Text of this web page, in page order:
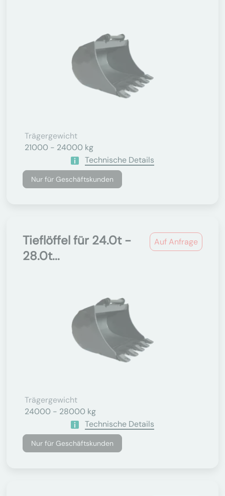
Trägergewicht
21000 - 24000 kg
Technische Details
Nur für Geschäftskunden
Auf Anfrage
Tieflöffel für 24.0t -
28.0t...
Trägergewicht
24000 - 28000 kg
Technische Details
Nur für Geschäftskunden